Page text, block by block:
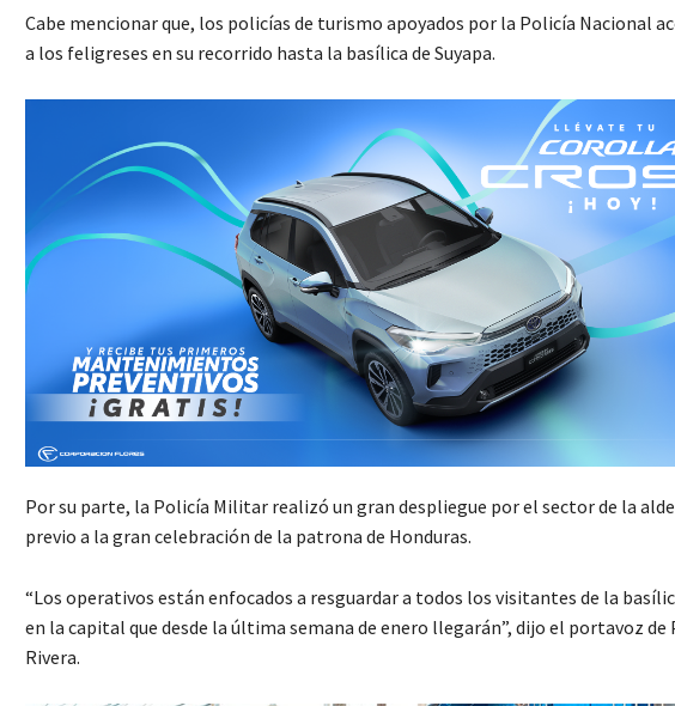
Cabe mencionar que, los policías de turismo apoyados por la Policía Nacional
a los feligreses en su recorrido hasta la basílica de Suyapa.
Por su parte, la Policía Militar realizó un gran despliegue por el sector de la
previo a la gran celebración de la patrona de Honduras.
“Los operativos están enfocados a resguardar a todos los visitantes de la
en la capital que desde la última semana de enero llegarán”, dijo el portavoz de
Rivera.